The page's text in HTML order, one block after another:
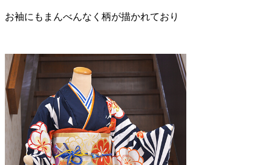
お袖にもまんべんなく柄が描かれており